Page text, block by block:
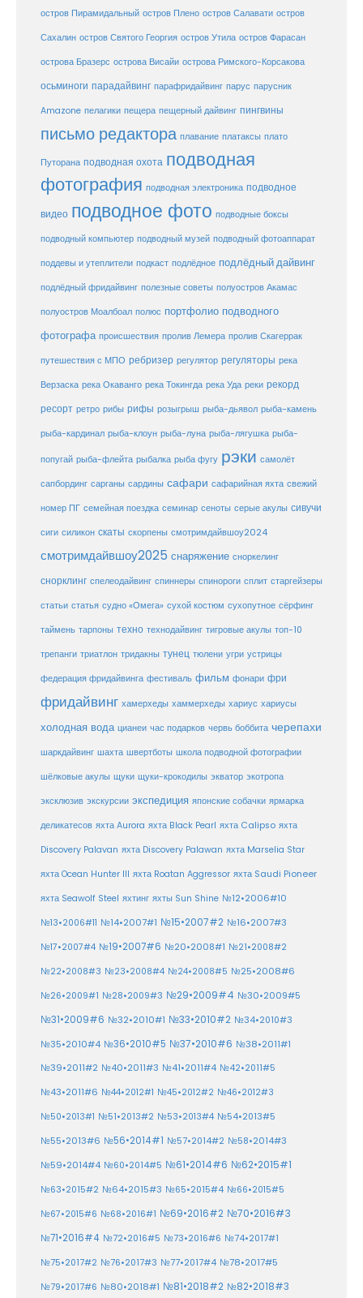
остров Пирамидальный остров Плено остров Салавати остров
Сахалин остров Святого Георгия остров Утила остров Фарасан
острова Бразерс острова Висайи острова Римского-Корсакова
осьминоги парадайвинг парафридайвинг парус парусник
Amazone пелагики пещера пещерный дайвинг пингвины
письмо редактора плавание платаксы плато
Путорана подводная охота подводная
фотография подводная электроника подводное
видео подводное фото подводные боксы
подводный компьютер подводный музей подводный фотоаппарат
поддевы и утеплители подкаст подлёдное подлёдный дайвинг
подлёдный фридайвинг полезные советы полуостров Акамас
полуостров Моалбоал полюс портфолио подводного
фотографа происшествия пролив Лемера пролив Скагеррак
путешествия с МПО ребризер регулятор регуляторы река
Верзаска река Окаванго река Токингда река Уда реки рекорд
ресорт ретро рибы рифы розыгрыш рыба-дьявол рыба-камень
рыба-кардинал рыба-клоун рыба-луна рыба-лягушка рыба-
попугай рыба-флейта рыбалка рыба фугу рэки самолёт
сапбординг сарганы сардины сафари сафарийная яхта свежий
номер ПГ семейная поездка семинар сеноты серые акулы сивучи
сиги силикон скаты скорпены смотримдайвшоу2024
смотримдайвшоу2025 снаряжение сноркелинг
снорклинг спелеодайвинг спиннеры спинороги сплит старгейзеры
статьи статья судно «Омега» сухой костюм сухопутное сёрфинг
таймень тарпоны техно технодайвинг тигровые акулы топ-10
трепанги триатлон тридакны тунец тюлени угри устрицы
федерация фридайвинга фестиваль фильм фонари фри
фридайвинг хамерхеды хаммерхеды хариус хариусы
холодная вода цианеи час подарков червь боббита черепахи
шаркдайвинг шахта швертботы школа подводной фотографии
шёлковые акулы щуки щуки-крокодилы экватор экотропа
эксклюзив экскурсии экспедиция японские собачки ярмарка
деликатесов яхта Aurora яхта Black Pearl яхта Calipso яхта
Discovery Palavan яхта Discovery Palawan яхта Marselia Star
яхта Ocean Hunter III яхта Roatan Aggressor яхта Saudi Pioneer
яхта Seawolf Steel яхтинг яхты Sun Shine №12•2006#10
№13•2006#11 №14•2007#1 №15•2007#2 №16•2007#3
№17•2007#4 №19•2007#6 №20•2008#1 №21•2008#2
№22•2008#3 №23•2008#4 №24•2008#5 №25•2008#6
№26•2009#1 №28•2009#3 №29•2009#4 №30•2009#5
№31•2009#6 №32•2010#1 №33•2010#2 №34•2010#3
№35•2010#4 №36•2010#5 №37•2010#6 №38•2011#1
№39•2011#2 №40•2011#3 №41•2011#4 №42•2011#5
№43•2011#6 №44•2012#1 №45•2012#2 №46•2012#3
№50•2013#1 №51•2013#2 №53•2013#4 №54•2013#5
№55•2013#6 №56•2014#1 №57•2014#2 №58•2014#3
№59•2014#4 №60•2014#5 №61•2014#6 №62•2015#1
№63•2015#2 №64•2015#3 №65•2015#4 №66•2015#5
№67•2015#6 №68•2016#1 №69•2016#2 №70•2016#3
№71•2016#4 №72•2016#5 №73•2016#6 №74•2017#1
№75•2017#2 №76•2017#3 №77•2017#4 №78•2017#5
№79•2017#6 №80•2018#1 №81•2018#2 №82•2018#3